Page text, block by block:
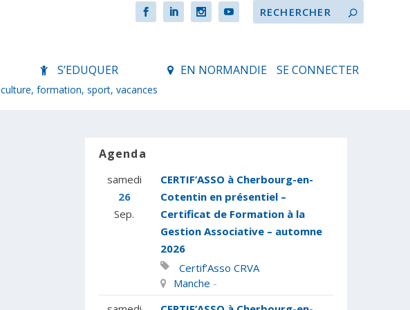
S’EDUQUER
culture, formation, sport, vacances
EN NORMANDIE SE CONNECTER
Agenda
samedi
26
Sep.
CERTIF’ASSO à Cherbourg-en-
Cotentin en présentiel –
Certificat de Formation à la
Gestion Associative – automne
2026
Certif’Asso CRVA
Manche -